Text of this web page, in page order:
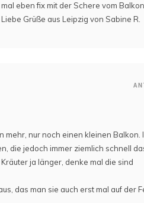
eben fix mit der Schere vom
Grüße aus Leipzig von Sabine R.
mehr, nur noch einen kleinen Balkon.
die jedoch immer ziemlich schnell
ja länger, denke mal die sind
das man sie auch erst mal auf der